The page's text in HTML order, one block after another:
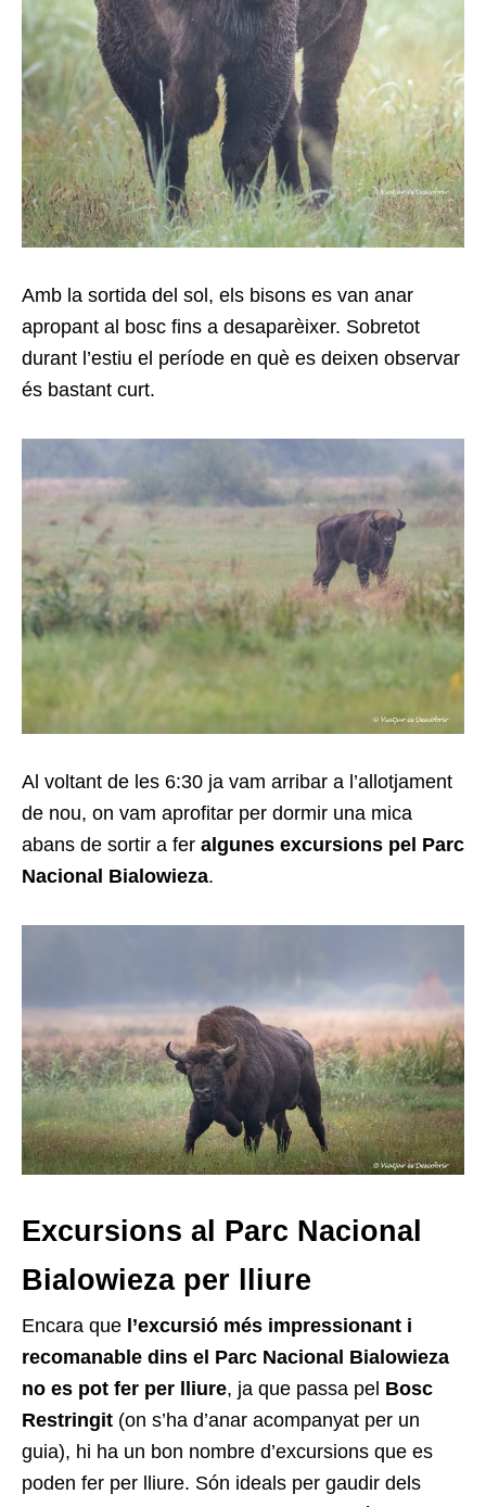
Amb la sortida del sol, els bisons es van anar
apropant al bosc fins a desaparèixer. Sobretot
durant l’estiu el període en què es deixen observar
és bastant curt.
Al voltant de les 6:30 ja vam arribar a l’allotjament
de nou, on vam aprofitar per dormir una mica
abans de sortir a fer algunes excursions pel Parc
Nacional Bialowieza.
Excursions al Parc Nacional
Bialowieza per lliure
Encara que l’excursió més impressionant i
recomanable dins el Parc Nacional Bialowieza
no es pot fer per lliure, ja que passa pel Bosc
Restringit (on s’ha d’anar acompanyat per un
guia), hi ha un bon nombre d’excursions que es
poden fer per lliure. Són ideals per gaudir dels